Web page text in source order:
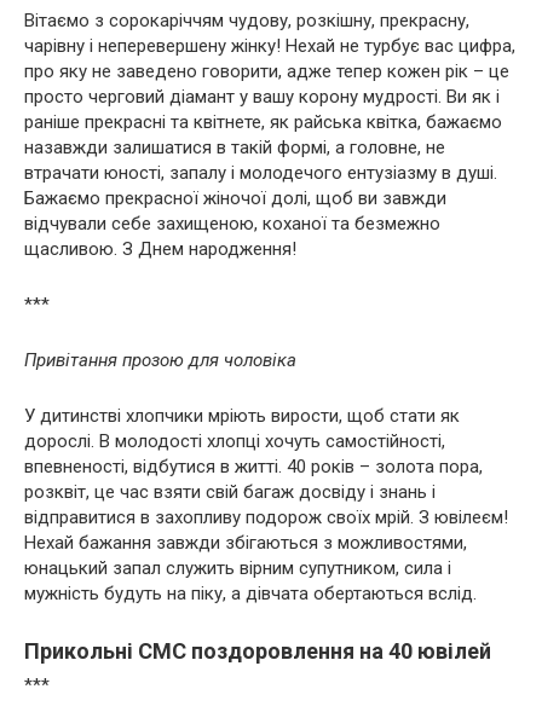
Вітаємо з сорокаріччям чудову, розкішну, прекрасну,
чарівну і неперевершену жінку! Нехай не турбує вас цифра,
про яку не заведено говорити, адже тепер кожен рік – це
просто черговий діамант у вашу корону мудрості. Ви як і
раніше прекрасні та квітнете, як райська квітка, бажаємо
назавжди залишатися в такій формі, а головне, не
втрачати юності, запалу і молодечого ентузіазму в душі.
Бажаємо прекрасної жіночої долі, щоб ви завжди
відчували себе захищеною, коханої та безмежно
щасливою. З Днем народження!
***
Привітання прозою для чоловіка
У дитинстві хлопчики мріють вирости, щоб стати як
дорослі. В молодості хлопці хочуть самостійності,
впевненості, відбутися в житті. 40 років – золота пора,
розквіт, це час взяти свій багаж досвіду і знань і
відправитися в захопливу подорож своїх мрій. З ювілеєм!
Нехай бажання завжди збігаються з можливостями,
юнацький запал служить вірним супутником, сила і
мужність будуть на піку, а дівчата обертаються вслід.
Прикольні СМС поздоровлення на 40 ювілей
***